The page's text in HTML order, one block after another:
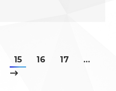
15 16 17
…